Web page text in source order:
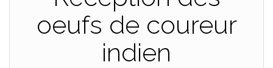
oeufs de coureur
indien